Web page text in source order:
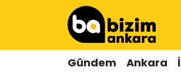
Gündem Ankara
Hava Durumu